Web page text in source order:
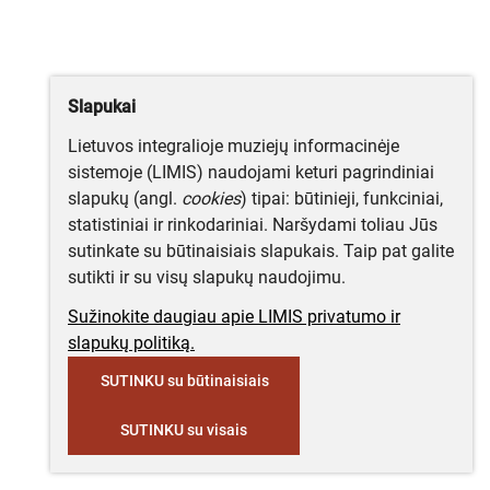
Slapukai
Lietuvos integralioje muziejų informacinėje
sistemoje (LIMIS) naudojami keturi pagrindiniai
slapukų (angl. cookies) tipai: būtinieji, funkciniai,
statistiniai ir rinkodariniai. Naršydami toliau Jūs
sutinkate su būtinaisiais slapukais. Taip pat galite
sutikti ir su visų slapukų naudojimu.
Sužinokite daugiau apie LIMIS privatumo ir
slapukų politiką.
SUTINKU su būtinaisiais
SUTINKU su visais